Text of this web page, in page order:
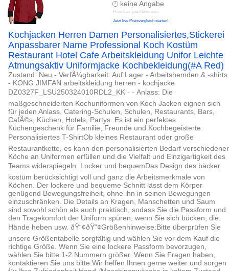
keine Angabe
Preis kann jetzt höher sein
Jetzt live Preisvergleich starten!
Kochjacken Herren Damen Personalisiertes,Stickerei
Anpassbarer Name Professional Koch Kostüm
Restaurant Hotel Cafe Arbeitskleidung Unifor Leichte
Atmungsaktiv Uniformjacke Kochbekleidung(#A Red)
Zustand: Neu - VerfÃ¼gbarkeit: Auf Lager - Arbeitshemden & -shirts
- KONG JIMFAN arbeitskleidung herren - kochjacke
DZ0327F_LSU250324010RDL2_KK - - Anlass: Die
maßgeschneiderten Kochuniformen von Koch Jacken eignen sich
für jeden Anlass, Catering-Schulen, Schulen, Restaurants, Bars,
CafÃ©s, Küchen, Hotels, Partys. Es ist ein perfektes
Küchengeschenk für Familie, Freunde und Kochbegeisterte.
Personalisiertes T-ShirtOb kleines Restaurant oder große
Restaurantkette, es kann den personalisierten Bedarf verschiedener
Köche an Uniformen erfüllen und die Vielfalt und Einzigartigkeit des
Teams widerspiegeln. Locker und bequemDas Design des bäcker
kostüm berücksichtigt voll und ganz die Arbeitsmerkmale von
Köchen. Der lockere und bequeme Schnitt lässt dem Körper
genügend Bewegungsfreiheit, ohne ihn in seinen Bewegungen
einzuschränken. Die Details an Kragen, Manschetten und Saum
sind sowohl schön als auch praktisch, sodass Sie die Passform und
den Tragekomfort der Uniform spüren, wenn Sie sich bücken, die
Hände heben usw. ðŸ“¢ðŸ“¢Größenhinweise:Bitte überprüfen Sie
unsere Größentabelle sorgfältig und wählen Sie vor dem Kauf die
richtige Größe. Wenn Sie eine lockere Passform bevorzugen,
wählen Sie bitte 1-2 Nummern größer. Wenn Sie Fragen haben,
kontaktieren Sie uns bitte.Wir helfen Ihnen gerne weiter und sorgen